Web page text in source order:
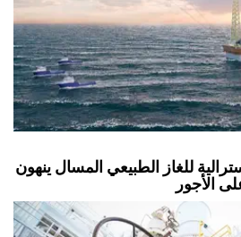
للغاز الطبيعي المسال ينهون
الأجور